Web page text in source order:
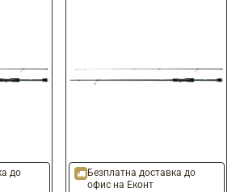
14g
Extra
Ново
до
Ново
-20%
Безплатна доставка до
офис на Еконт